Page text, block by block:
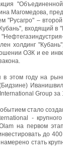
Магомедова,
"Русагро" –
входящий
холдинг
ОЗК и ее
этом году на
Group
стало
-
на первом
до
стать